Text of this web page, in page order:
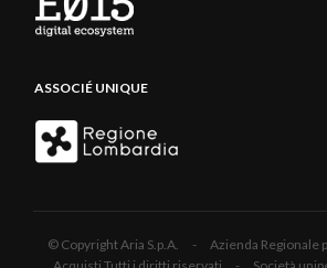
ASSOCIÉ UNIQUE
© Copyright Aria S.p.A. - Azienda Regionale